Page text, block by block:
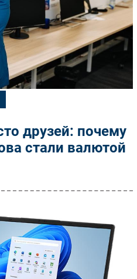
друзей: почему
стали валютой